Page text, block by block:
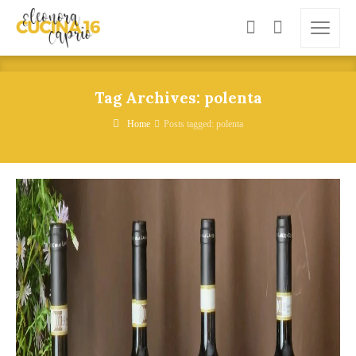
Tag Archives: polenta
Home Posts tagged: polenta